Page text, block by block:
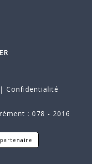
| Confidentialité
: 078 - 2016